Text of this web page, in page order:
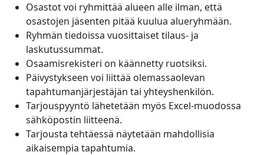
Osastot voi ryhmittää alueen alle ilman, että
osastojen jäsenten pitää kuulua alueryhmään.
Ryhmän tiedoissa vuosittaiset tilaus- ja
laskutussummat.
Osaamisrekisteri on käännetty ruotsiksi.
Päivystykseen voi liittää olemassaolevan
tapahtumanjärjestäjän tai yhteyshenkilön.
Tarjouspyyntö lähetetään myös Excel-muodossa
sähköpostin liitteenä.
Tarjousta tehtäessä näytetään mahdollisia
aikaisempia tapahtumia.